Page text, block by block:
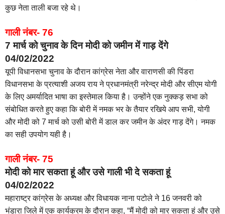
कुछ नेता ताली बजा रहे थे।
गाली नंबर- 76
7 मार्च को चुनाव के दिन मोदी को जमीन में गाड़ देंगे
04/02/2022
यूपी विधानसभा चुनाव के दौरान कांग्रेस नेता और वाराणसी की पिंडरा
विधानसभा के प्रत्याशी अजय राय ने प्रधानमंत्री नरेन्द्र मोदी और सीएम योगी
के लिए अमर्यादित भाषा का इस्तेमाल किया है। उन्होंने एक नुक्कड़ सभा को
संबोधित करते हुए कहा कि बोरी में नमक भर के तैयार रखिये आप सभी, योगी
और मोदी को 7 मार्च को उसी बोरी में डाल कर जमीन के अंदर गाड़ देंगे। नमक
का सही उपयोग यही है।
गाली नंबर- 75
मोदी को मार सकता हूं और उसे गाली भी दे सकता हूं
04/02/2022
महाराष्ट्र कांग्रेस के अध्यक्ष और विधायक नाना पटोले ने 16 जनवरी को
भंडारा जिले में एक कार्यक्रम के दौरान कहा, “मैं मोदी को मार सकता हूं और उसे